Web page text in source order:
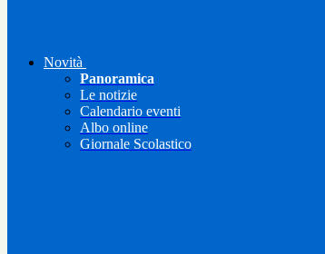
Novità
Panoramica
Le notizie
Calendario eventi
Albo online
Giornale Scolastico